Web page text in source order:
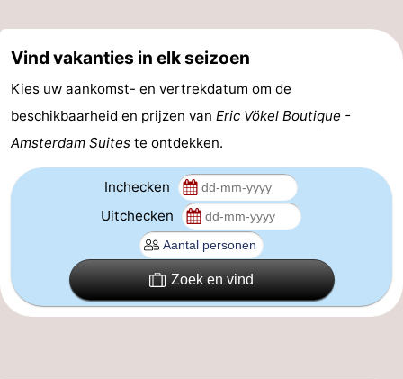
Coffeeshops
Homohoofdstad
Rosse
buurt
Geschiedenis
Diamantstad
het
en
Stadsdelen
Vind vakanties in elk seizoen
Kies uw aankomst- en vertrekdatum om de
beschikbaarheid en prijzen van Eric Vökel Boutique -
Amsterdam Suites te ontdekken.
Inchecken
Uitchecken
Zoek en vind